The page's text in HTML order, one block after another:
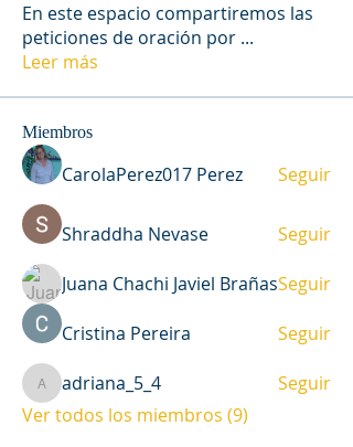
En este espacio compartiremos las
peticiones de oración por ...
Leer más
Miembros
CarolaPerez017 Perez Seguir
Shraddha Nevase Seguir
Juana Chachi Javiel BrañasSeguir
Cristina Pereira Seguir
adriana_5_4
adriana_5_4
Seguir
Ver todos los miembros (9)